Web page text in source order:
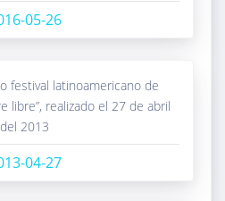
05-26
libre”, realizado el 27 de abril
del 2013
04-27